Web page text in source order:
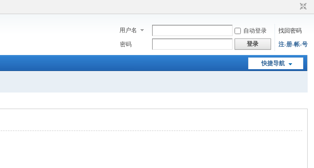
用户名 自动登录
找回密码
密码
登录 注-册-帐-号
快捷导航